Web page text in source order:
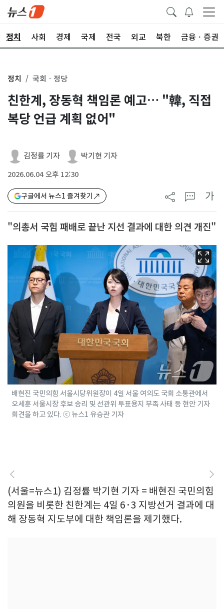
정치 사회 경제 국제 전국 외교 북한 금융ㆍ증권
정치 국회ㆍ정당
친한계, 장동혁 책임론 예고… "韓, 직접
복당 언급 계획 없어"
김정률 기자 박기현 기자
2026.06.04 오후 12:30
구글에서 뉴스1 즐겨찾기 가
"의총서 국힘 패배로 끝난 지선 결과에 대한 의견 개진"
배현진 국민의힘 서울시당위원장이 4일 서울 여의도 국회 소통관에서
오세훈 서울시장 후보 승리 및 선관위 투표용지 부족 사태 등 현안 기자
회견을 하고 있다. ⓒ 뉴스1 유승관 기자
(서울=뉴스1) 김정률 박기현 기자 = 배현진 국민의힘
의원을 비롯한 친한계는 4일 6·3 지방선거 결과에 대
해 장동혁 지도부에 대한 책임론을 제기했다.